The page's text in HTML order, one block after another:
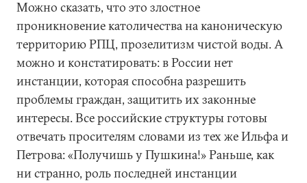
Можно сказать, что это злостное
проникновение католичества на каноническую
территорию РПЦ, прозелитизм чистой воды. А
можно и констатировать: в России нет
инстанции, которая способна разрешить
проблемы граждан, защитить их законные
интересы. Все российские структуры готовы
отвечать просителям словами из тех же Ильфа и
Петрова: «Получишь у Пушкина!» Раньше, как
ни странно, роль последней инстанции